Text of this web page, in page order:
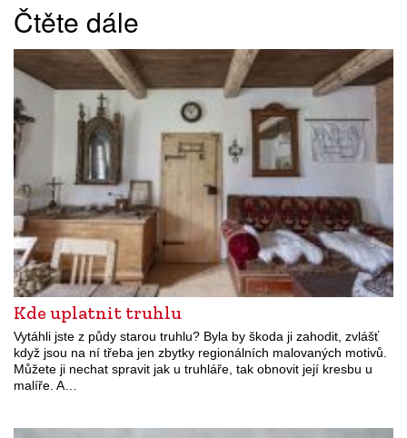
Čtěte dále
Kde uplatnit truhlu
Vytáhli jste z půdy starou truhlu? Byla by škoda ji zahodit, zvlášť
když jsou na ní třeba jen zbytky regionálních malovaných motivů.
Můžete ji nechat spravit jak u truhláře, tak obnovit její kresbu u
malíře. A…